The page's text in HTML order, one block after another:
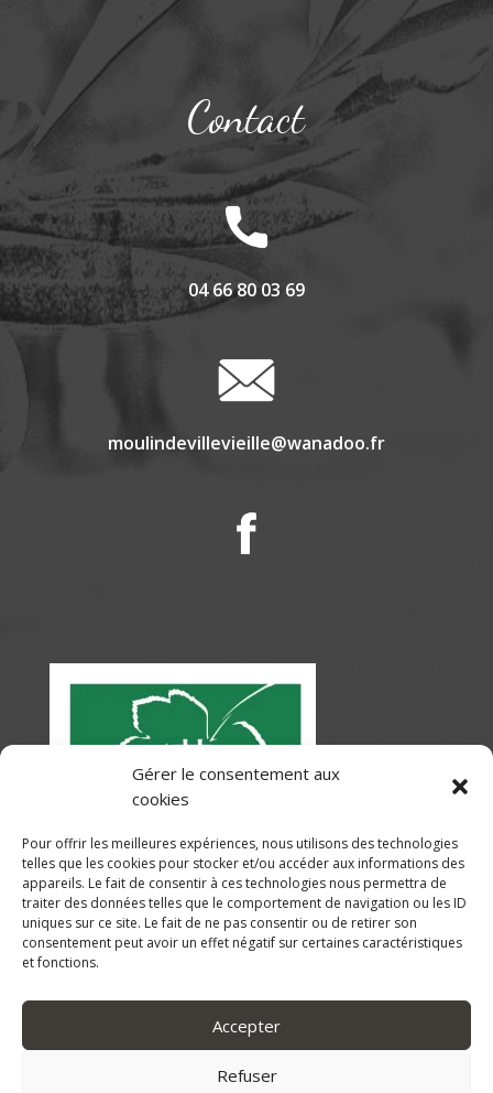
Gérer le consentement aux
cookies
Pour offrir les meilleures expériences, nous utilisons des technologies
telles que les cookies pour stocker et/ou accéder aux informations des
appareils. Le fait de consentir à ces technologies nous permettra de
traiter des données telles que le comportement de navigation ou les ID
uniques sur ce site. Le fait de ne pas consentir ou de retirer son
consentement peut avoir un effet négatif sur certaines caractéristiques
et fonctions.
Accepter
Refuser
Contact
04 66 80 03 69
moulindevillevieille@wanadoo.fr